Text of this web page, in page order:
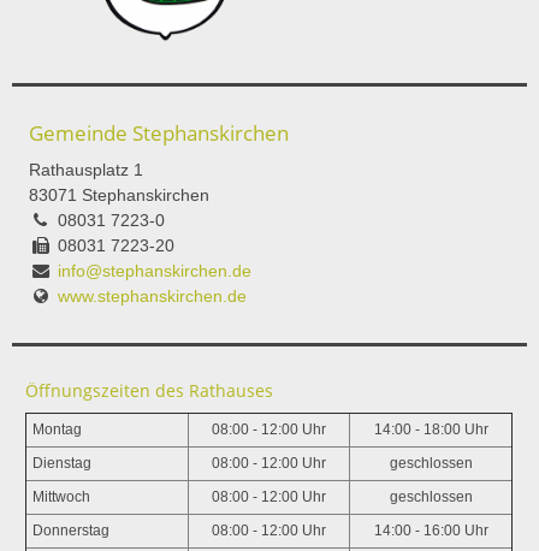
Gemeinde Stephanskirchen
Rathausplatz 1
83071 Stephanskirchen
08031 7223-0
08031 7223-20
info@stephanskirchen.de
www.stephanskirchen.de
Öffnungszeiten des Rathauses
Montag 08:00 - 12:00 Uhr 14:00 - 18:00 Uhr
Dienstag 08:00 - 12:00 Uhr geschlossen
Mittwoch 08:00 - 12:00 Uhr geschlossen
Donnerstag 08:00 - 12:00 Uhr 14:00 - 16:00 Uhr